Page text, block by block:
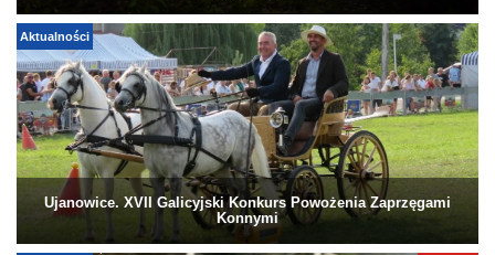
Aktualności
Ujanowice. XVII Galicyjski Konkurs Powożenia Zaprzęgami
Konnymi